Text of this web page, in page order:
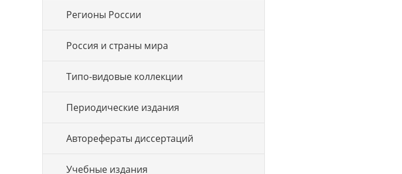
Регионы России
Россия и страны мира
Типо-видовые коллекции
Периодические издания
Авторефераты диссертаций
Учебные издания